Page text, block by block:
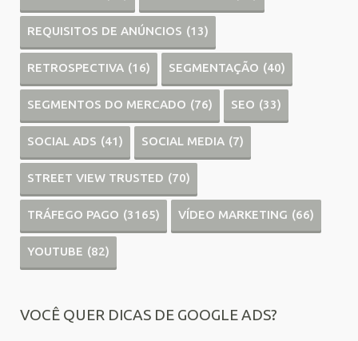
REQUISITOS DE ANÚNCIOS (13)
RETROSPECTIVA (16) SEGMENTAÇÃO (40)
SEGMENTOS DO MERCADO (76) SEO (33)
SOCIAL ADS (41) SOCIAL MEDIA (7)
STREET VIEW TRUSTED (70)
TRÁFEGO PAGO (3165) VÍDEO MARKETING (66)
YOUTUBE (82)
VOCÊ QUER DICAS DE GOOGLE ADS?